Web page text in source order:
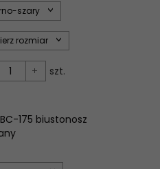
szary
rozmiar
szt.
175 biustonosz